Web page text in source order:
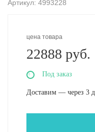
Артикул: 4993228
цена товара
22888 руб.
Под заказ
Доставим — через 3